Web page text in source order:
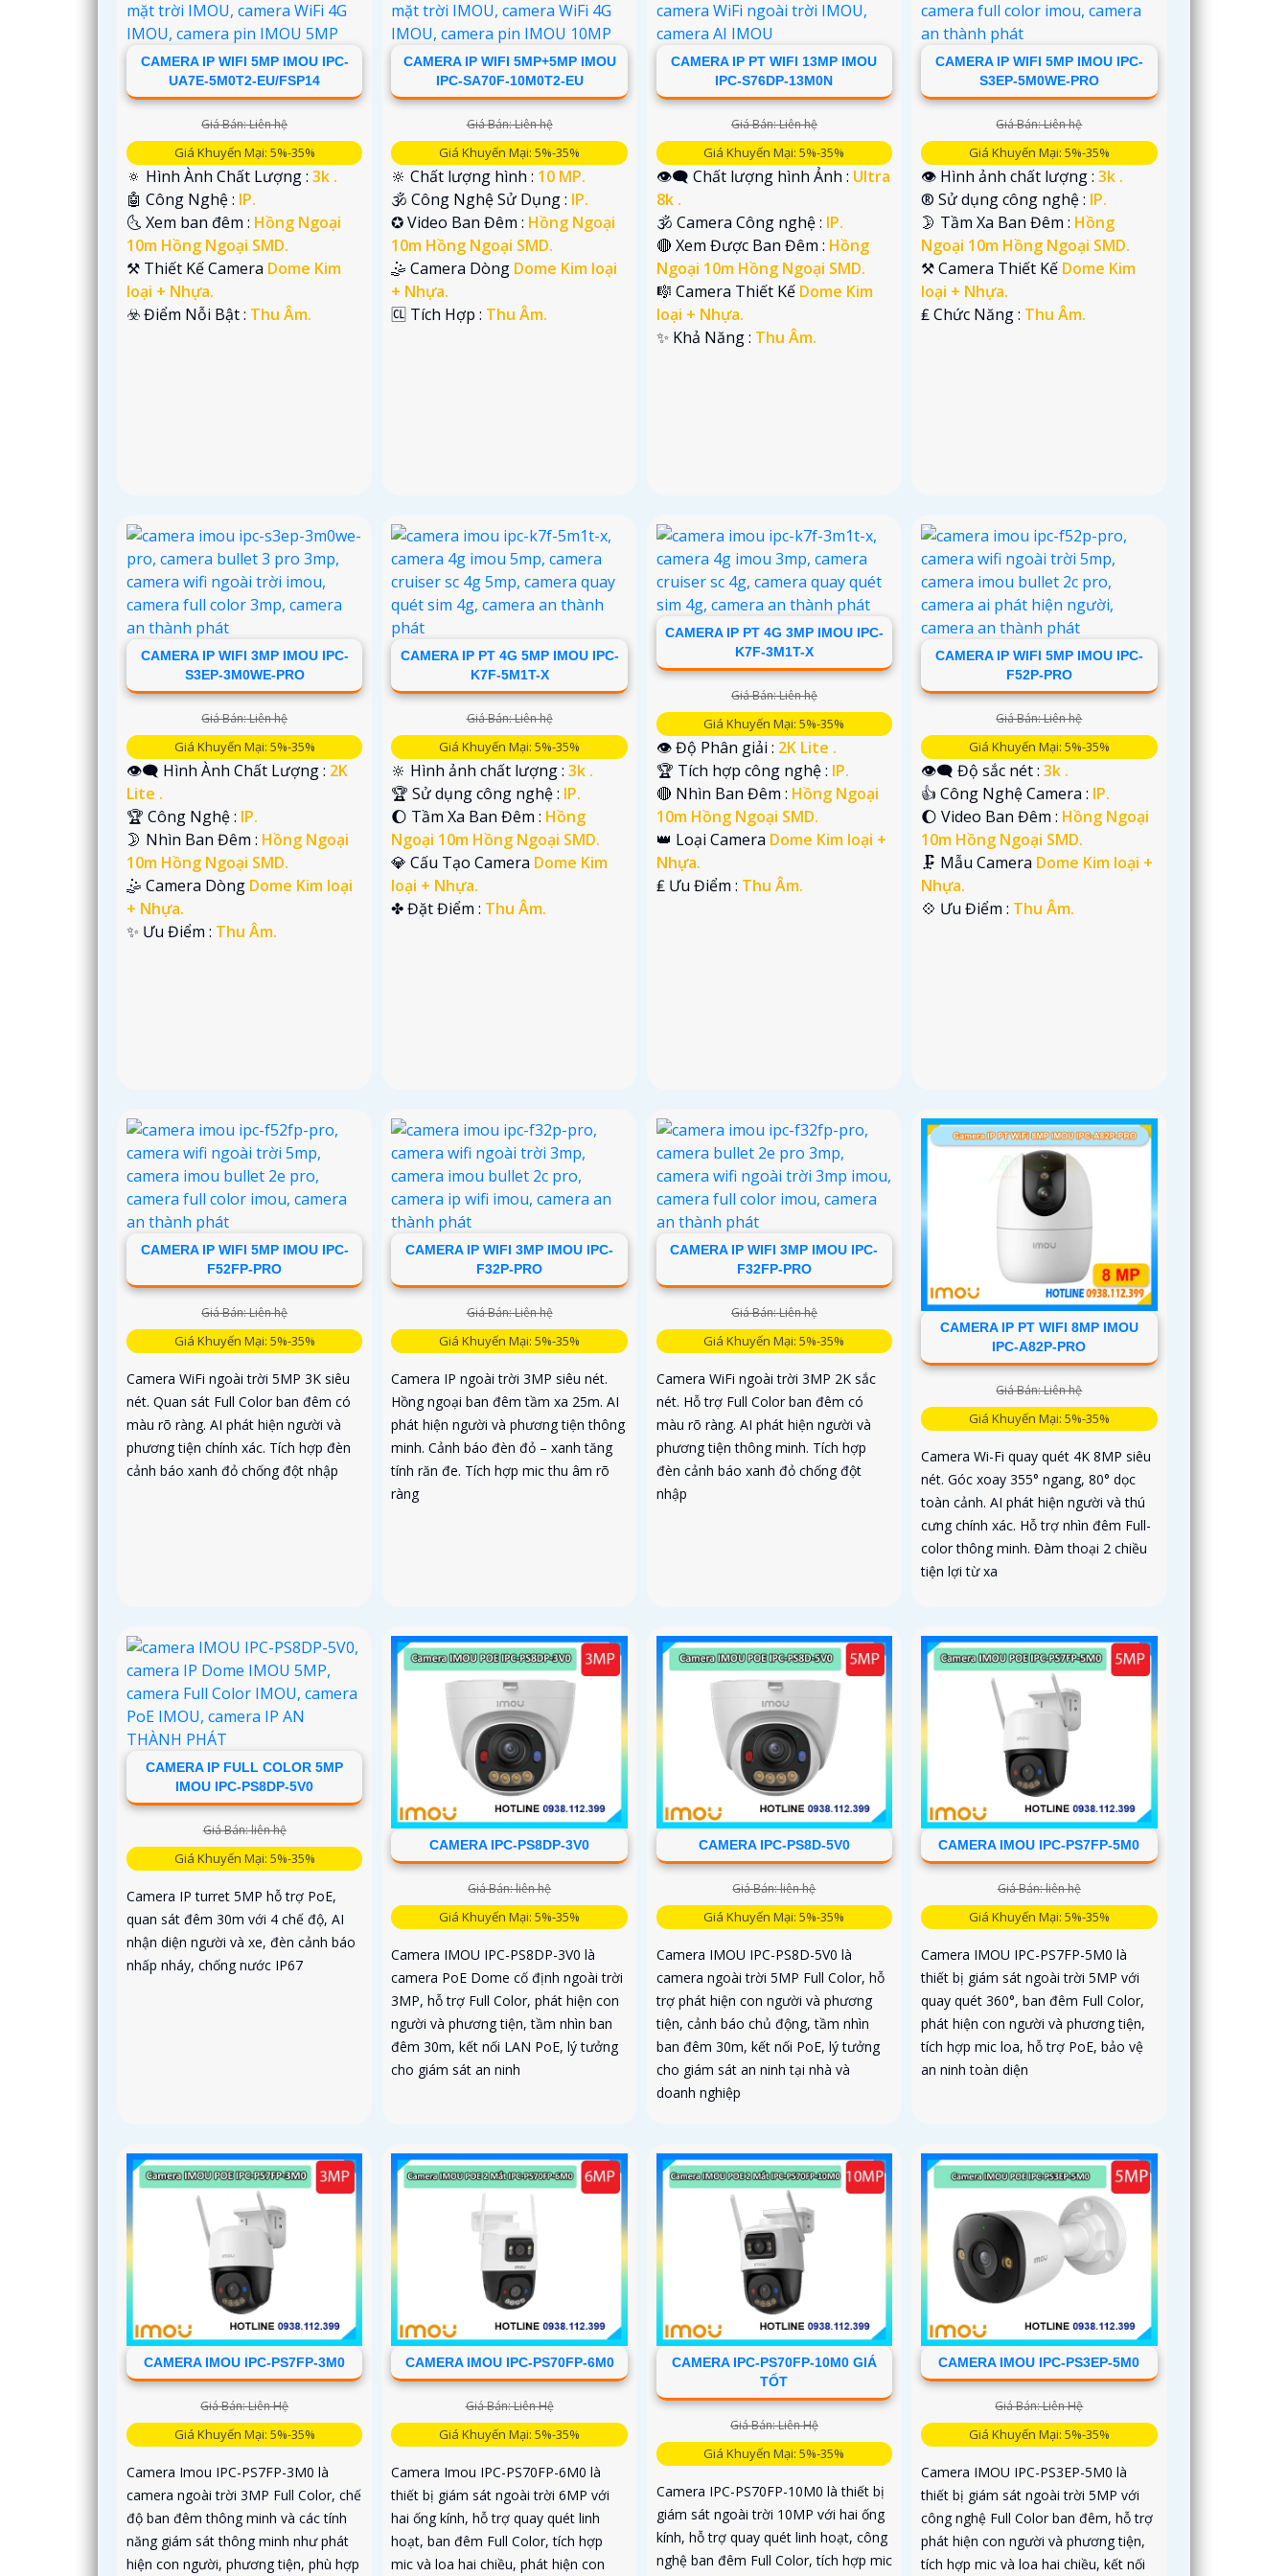
CAMERA IP WIFI 5MP IMOU IPC-
UA7E-5M0T2-EU/FSP14
Giá Bán: Liên hệ
Giá Khuyến Mại: 5%-35%
🔅 Hình Ành Chất Lượng : 3k .
🤖️ Công Nghệ : IP.
🌜 Xem ban đêm : Hồng Ngoại
10m Hồng Ngoại SMD.
⚒ Thiết Kế Camera Dome Kim
loại + Nhựa.
️☣️ Điểm Nỗi Bật : Thu Âm.
CAMERA IP WIFI 5MP+5MP IMOU
IPC-SA70F-10M0T2-EU
Giá Bán: Liên hệ
Giá Khuyến Mại: 5%-35%
🔆 Chất lượng hình : 10 MP.
🕉️ Công Nghệ Sử Dụng : IP.
✪ Video Ban Đêm : Hồng Ngoại
10m Hồng Ngoại SMD.
🤹 Camera Dòng Dome Kim loại
+ Nhựa.
️🆑 Tích Hợp : Thu Âm.
CAMERA IP PT WIFI 13MP IMOU
IPC-S76DP-13M0N
Giá Bán: Liên hệ
Giá Khuyến Mại: 5%-35%
👁️‍🗨 Chất lượng hình Ảnh : Ultra
8k .
🕉️ Camera Công nghệ : IP.
🔴 Xem Được Ban Đêm : Hồng
Ngoại 10m Hồng Ngoại SMD.
🎼️ Camera Thiết Kế Dome Kim
loại + Nhựa.
️✨ Khả Năng : Thu Âm.
CAMERA IP WIFI 5MP IMOU IPC-
S3EP-5M0WE-PRO
Giá Bán: Liên hệ
Giá Khuyến Mại: 5%-35%
👁 Hình ảnh chất lượng :3k .
®️ Sử dụng công nghệ : IP.
🌛 Tầm Xa Ban Đêm : Hồng
Ngoại 10m Hồng Ngoại SMD.
⚒ Camera Thiết Kế Dome Kim
loại + Nhựa.
️₤ Chức Năng : Thu Âm.
CAMERA IP WIFI 3MP IMOU IPC-
S3EP-3M0WE-PRO
Giá Bán: Liên hệ
Giá Khuyến Mại: 5%-35%
👁️‍🗨 Hình Ành Chất Lượng : 2K
Lite .
🏆 Công Nghệ : IP.
🌛 Nhìn Ban Đêm : Hồng Ngoại
10m Hồng Ngoại SMD.
🤹 Camera Dòng Dome Kim loại
+ Nhựa.
️✨ Ưu Điểm : Thu Âm.
CAMERA IP PT 4G 5MP IMOU IPC-
K7F-5M1T-X
Giá Bán: Liên hệ
Giá Khuyến Mại: 5%-35%
🔆 Hình ảnh chất lượng :3k .
🏆 Sử dụng công nghệ : IP.
🌔 Tầm Xa Ban Đêm : Hồng
Ngoại 10m Hồng Ngoại SMD.
💎 Cấu Tạo Camera Dome Kim
loại + Nhựa.
️✤ Đặt Điểm : Thu Âm.
CAMERA IP PT 4G 3MP IMOU IPC-
K7F-3M1T-X
Giá Bán: Liên hệ
Giá Khuyến Mại: 5%-35%
👁 Độ Phân giải : 2K Lite .
🏆 Tích hợp công nghệ : IP.
🔴 Nhìn Ban Đêm : Hồng Ngoại
10m Hồng Ngoại SMD.
👑 Loại Camera Dome Kim loại +
Nhựa.
️₤ Ưu Điểm : Thu Âm.
CAMERA IP WIFI 5MP IMOU IPC-
F52P-PRO
Giá Bán: Liên hệ
Giá Khuyến Mại: 5%-35%
👁️‍🗨 Độ sắc nét :3k .
👍 Công Nghệ Camera : IP.
🌔 Video Ban Đêm : Hồng Ngoại
10m Hồng Ngoại SMD.
🗜️ Mẫu Camera Dome Kim loại +
Nhựa.
️💠 Ưu Điểm : Thu Âm.
CAMERA IP WIFI 5MP IMOU IPC-
F52FP-PRO
Giá Bán: Liên hệ
Giá Khuyến Mại: 5%-35%
Camera WiFi ngoài trời 5MP 3K siêu
nét. Quan sát Full Color ban đêm có
màu rõ ràng. AI phát hiện người và
phương tiện chính xác. Tích hợp đèn
cảnh báo xanh đỏ chống đột nhập
CAMERA IP WIFI 3MP IMOU IPC-
F32P-PRO
Giá Bán: Liên hệ
Giá Khuyến Mại: 5%-35%
Camera IP ngoài trời 3MP siêu nét.
Hồng ngoại ban đêm tầm xa 25m. AI
phát hiện người và phương tiện thông
minh. Cảnh báo đèn đỏ – xanh tăng
tính răn đe. Tích hợp mic thu âm rõ
ràng
CAMERA IP WIFI 3MP IMOU IPC-
F32FP-PRO
Giá Bán: Liên hệ
Giá Khuyến Mại: 5%-35%
Camera WiFi ngoài trời 3MP 2K sắc
nét. Hỗ trợ Full Color ban đêm có
màu rõ ràng. AI phát hiện người và
phương tiện thông minh. Tích hợp
đèn cảnh báo xanh đỏ chống đột
nhập
CAMERA IP PT WIFI 8MP IMOU
IPC-A82P-PRO
Giá Bán: Liên hệ
Giá Khuyến Mại: 5%-35%
Camera Wi-Fi quay quét 4K 8MP siêu
nét. Góc xoay 355° ngang, 80° dọc
toàn cảnh. AI phát hiện người và thú
cưng chính xác. Hỗ trợ nhìn đêm Full-
color thông minh. Đàm thoại 2 chiều
tiện lợi từ xa
CAMERA IP FULL COLOR 5MP
IMOU IPC-PS8DP-5V0
Giá Bán: liên hệ
Giá Khuyến Mại: 5%-35%
Camera IP turret 5MP hỗ trợ PoE,
quan sát đêm 30m với 4 chế độ, AI
nhận diện người và xe, đèn cảnh báo
nhấp nháy, chống nước IP67
CAMERA IPC-PS8DP-3V0
Giá Bán: liên hệ
Giá Khuyến Mại: 5%-35%
Camera IMOU IPC-PS8DP-3V0 là
camera PoE Dome cố định ngoài trời
3MP, hỗ trợ Full Color, phát hiện con
người và phương tiện, tầm nhìn ban
đêm 30m, kết nối LAN PoE, lý tưởng
cho giám sát an ninh
CAMERA IPC-PS8D-5V0
Giá Bán: liên hệ
Giá Khuyến Mại: 5%-35%
Camera IMOU IPC-PS8D-5V0 là
camera ngoài trời 5MP Full Color, hỗ
trợ phát hiện con người và phương
tiện, cảnh báo chủ động, tầm nhìn
ban đêm 30m, kết nối PoE, lý tưởng
cho giám sát an ninh tại nhà và
doanh nghiệp
CAMERA IMOU IPC-PS7FP-5M0
Giá Bán: liên hệ
Giá Khuyến Mại: 5%-35%
Camera IMOU IPC-PS7FP-5M0 là
thiết bị giám sát ngoài trời 5MP với
quay quét 360°, ban đêm Full Color,
phát hiện con người và phương tiện,
tích hợp mic loa, hỗ trợ PoE, bảo vệ
an ninh toàn diện
CAMERA IMOU IPC-PS7FP-3M0
Giá Bán: Liên Hệ
Giá Khuyến Mại: 5%-35%
Camera Imou IPC-PS7FP-3M0 là
camera ngoài trời 3MP Full Color, chế
độ ban đêm thông minh và các tính
năng giám sát thông minh như phát
hiện con người, phương tiện, phù hợp
CAMERA IMOU IPC-PS70FP-6M0
Giá Bán: Liên Hệ
Giá Khuyến Mại: 5%-35%
Camera Imou IPC-PS70FP-6M0 là
thiết bị giám sát ngoài trời 6MP với
hai ống kính, hỗ trợ quay quét linh
hoạt, ban đêm Full Color, tích hợp
mic và loa hai chiều, phát hiện con
CAMERA IPC-PS70FP-10M0 GIÁ
TỐT
Giá Bán: Liên Hệ
Giá Khuyến Mại: 5%-35%
Camera IPC-PS70FP-10M0 là thiết bị
giám sát ngoài trời 10MP với hai ống
kính, hỗ trợ quay quét linh hoạt, công
nghệ ban đêm Full Color, tích hợp mic
CAMERA IMOU IPC-PS3EP-5M0
Giá Bán: Liên Hệ
Giá Khuyến Mại: 5%-35%
Camera IMOU IPC-PS3EP-5M0 là
thiết bị giám sát ngoài trời 5MP với
công nghệ Full Color ban đêm, hỗ trợ
phát hiện con người và phương tiện,
tích hợp mic và loa hai chiều, kết nối